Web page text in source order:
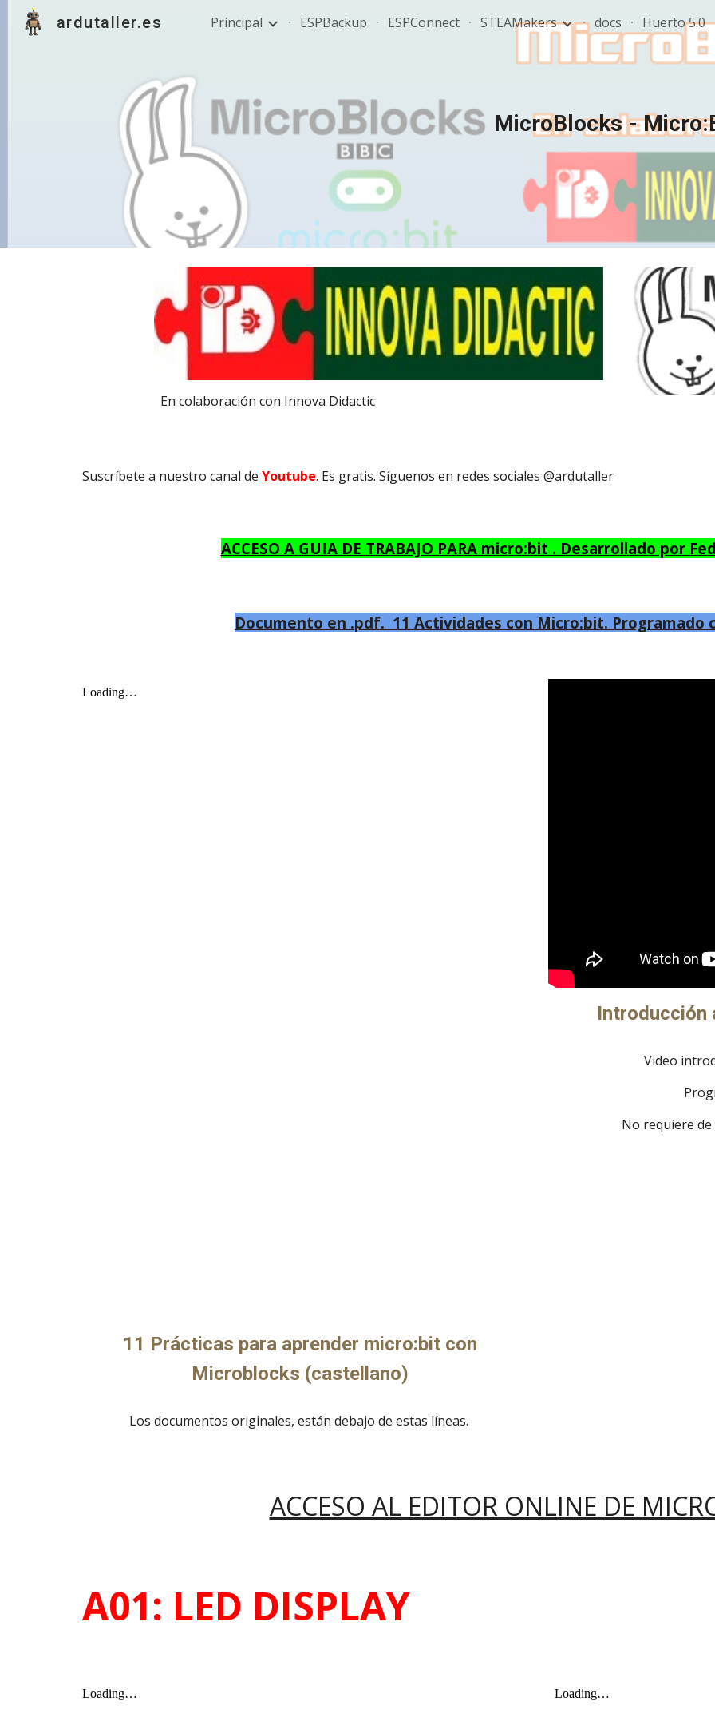
Skip to main content Skip to
ardutaller.es Principal ESPBackup ESPConnect STEAMakers docs Huerto 5.0
MicroBlocks -
En colaboración con Innova Didactic
Suscríbete a nuestro canal de Youtube. Es gratis. Síguenos en redes sociales @ardutaller
ACCESO A GUIA DE TRABAJO PARA micro:bit . Desarrollado por
Documento en .pdf. 11 Actividades con Micro:bit. Programado
11 Prácticas para aprender micro:bit con
Microblocks (castellano)
Los documentos originales, están debajo de estas líneas.
Introducción
Video
No requiere
ACCESO AL EDITOR ONLINE DE
A01: LED DISPLAY